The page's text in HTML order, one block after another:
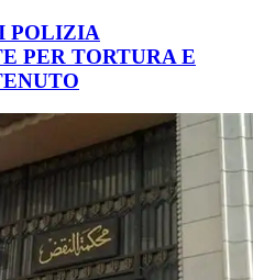
POLIZIA
PER TORTURA E